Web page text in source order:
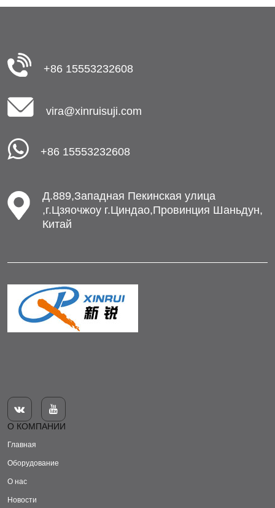
+86 15553232608
vira@xinruisuji.com
+86 15553232608
Д.889,Западная Пекинская улица
,г.Цзяочжоу г.Циндао,Провинция Шаньдун,
Китай


О КОМПАНИИ
Главная
Оборудование
О нас
Новости